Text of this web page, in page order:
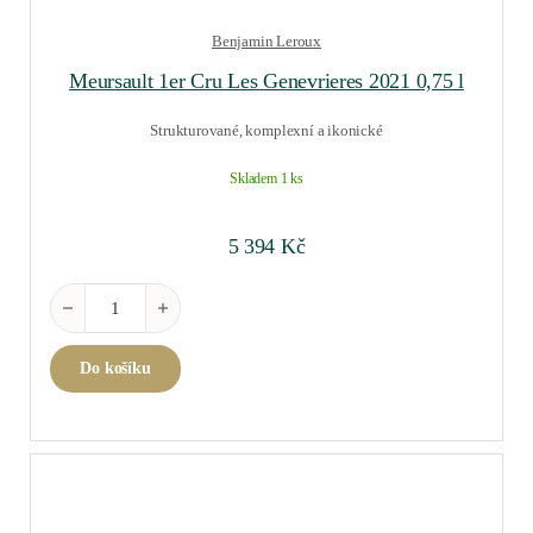
Benjamin Leroux
Meursault 1er Cru Les Genevrieres 2021 0,75 l
Strukturované, komplexní a ikonické
Skladem 1 ks
5 394 Kč
Meursault 1er Cru Les Genevrieres 2021 0,75 l množství
Do košíku